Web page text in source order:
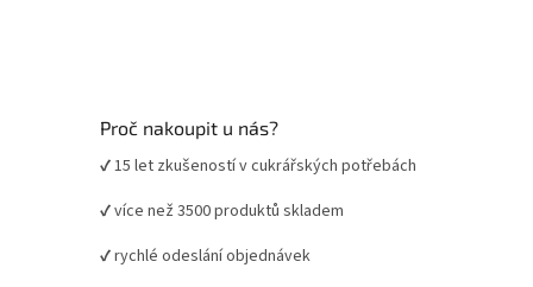
Proč nakoupit u nás?
✔ 15 let zkušeností v cukrářských potřebách
✔ více než 3500 produktů skladem
✔ rychlé odeslání objednávek